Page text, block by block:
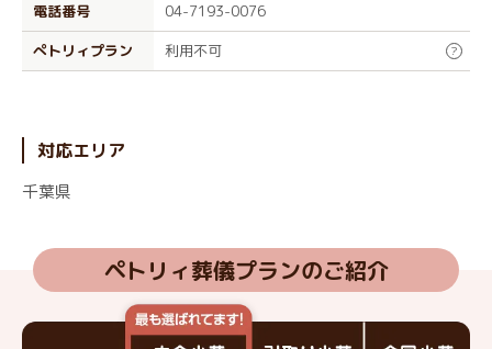
電話番号
04-7193-0076
ぺトリィプラン
利用不可 ?
対応エリア
千葉県
ペトリィ葬儀プランのご紹介